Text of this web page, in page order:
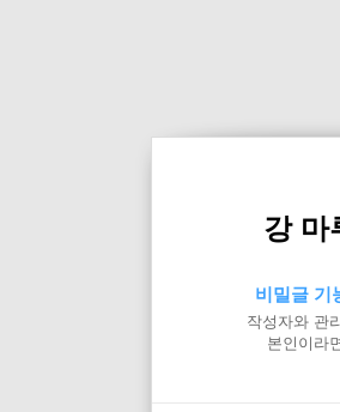
강 마
비밀글 기
작성자와 관
본인이라